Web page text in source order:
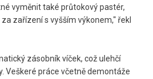
vyměnit také průtokový pastér,
zařízení s vyšším výkonem," řekl
zásobník víček, což ulehčí
Veškeré práce včetně demontáže